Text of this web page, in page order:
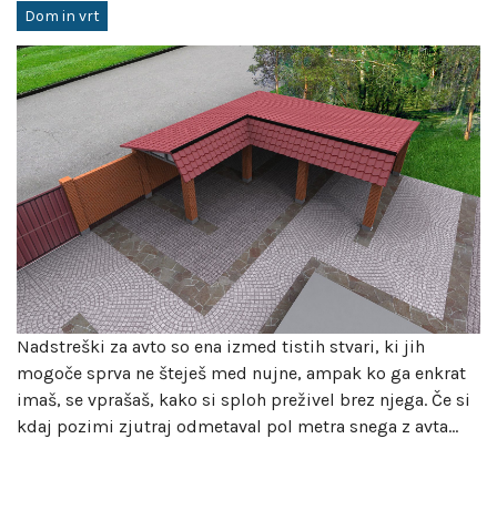
Dom in vrt
Nadstreški za avto so ena izmed tistih stvari, ki jih
mogoče sprva ne šteješ med nujne, ampak ko ga enkrat
imaš, se vprašaš, kako si sploh preživel brez njega. Če si
kdaj pozimi zjutraj odmetaval pol metra snega z avta…